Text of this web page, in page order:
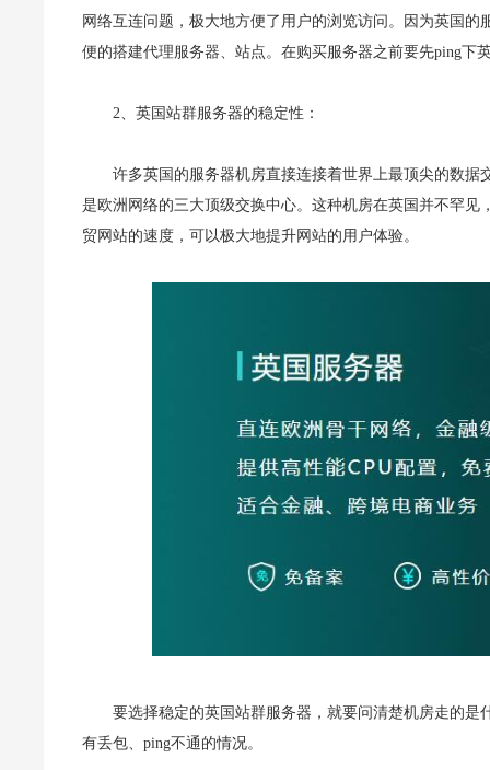
网络互连问题，极大地方便了用户的浏览访问。因为英国
便的搭建代理服务器、站点。在购买服务器之前要先ping下
2、英国站群服务器的稳定性：
许多英国的服务器机房直接连接着世界上最顶尖的数
是欧洲网络的三大顶级交换中心。这种机房在英国并不罕
贸网站的速度，可以极大地提升网站的用户体验。
要选择稳定的英国站群服务器，就要问清楚机房走的
有丢包、ping不通的情况。